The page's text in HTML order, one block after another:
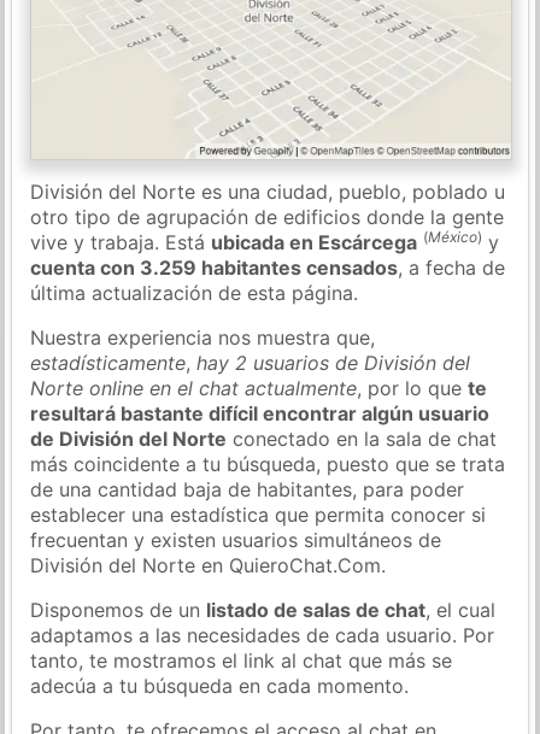
División del Norte es una ciudad, pueblo, poblado u
otro tipo de agrupación de edificios donde la gente
vive y trabaja. Está ubicada en Escárcega (México) y
cuenta con 3.259 habitantes censados, a fecha de
última actualización de esta página.
Nuestra experiencia nos muestra que,
estadísticamente,hay 2 usuarios de División del
Norte online en el chat actualmente, por lo quete
resultará bastante difícil encontrar algún usuario
de División del Norte conectado en la sala de chat
más coincidente a tu búsqueda, puesto que se trata
de una cantidad baja de habitantes, para poder
establecer una estadística que permita conocer si
frecuentan y existen usuarios simultáneos de
División del Norte en QuieroChat.Com.
Disponemos de un listado de salas de chat, el cual
adaptamos a las necesidades de cada usuario. Por
tanto, te mostramos el link al chat que más se
adecúa a tu búsqueda en cada momento.